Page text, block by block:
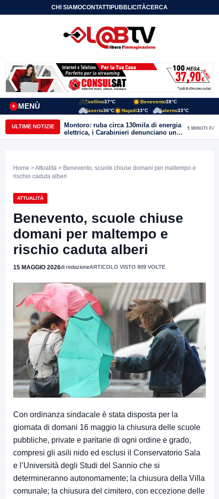
CHI SIAMOCONTATTIPUBBLICITÀCERCA
MENÙ
+
Avellino37°C Benevento38°C
Caserta36°C Napoli33°C Salerno33°C
ULTIME NOTIZIE
Montoro: ruba circa 130mila di energia
elettrica, i Carabinieri denunciano un
65enne
5 MINUTI FA
Home >Attualità > Benevento, scuole chiuse domani per maltempo e
rischio caduta alberi
ATTUALITÀ
Benevento, scuole chiuse
domani per maltempo e
rischio caduta alberi
15 MAGGIO 2026di redazioneARTICOLO VISTO 809 VOLTE
Con ordinanza sindacale è stata disposta per la
giornata di domani 16 maggio la chiusura delle scuole
pubbliche, private e paritarie di ogni ordine e grado,
compresi gli asili nido ed esclusi il Conservatorio Sala
e l’Università degli Studi del Sannio che si
determineranno autonomamente; la chiusura della Villa
comunale; la chiusura del cimitero, con eccezione delle